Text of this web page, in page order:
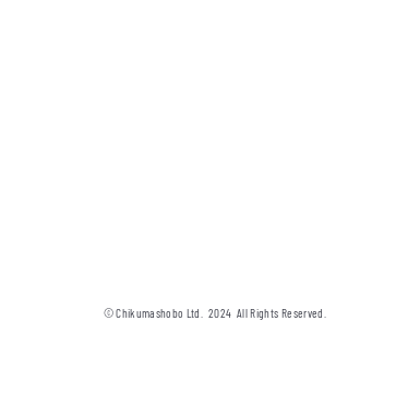
© Chikumashobo Ltd. 2024 All Rights Reserved.